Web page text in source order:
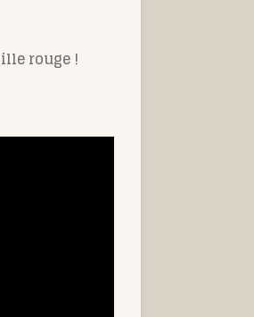
rouge !